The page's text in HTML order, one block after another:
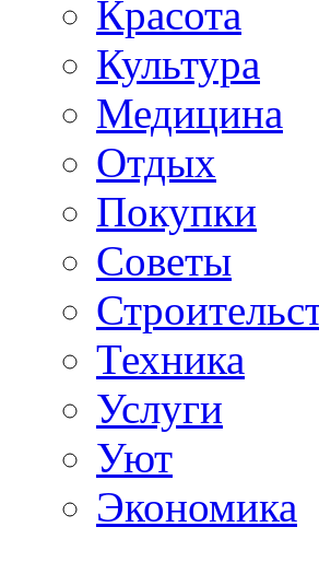
Красота
Культура
Медицина
Отдых
Покупки
Советы
Техника
Услуги
Уют
Экономика